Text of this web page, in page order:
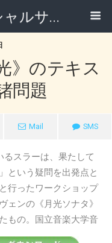
今井顕のオフィシャルサイト
》のテキス
問題
Mail SMS
るスラーは、果たして
という疑問を出発点と
行ったワークショップ
ェンの《月光ソナタ》
もの。国立音楽大学音